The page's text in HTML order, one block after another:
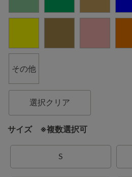
その他
選択クリア
サイズ ※複数選択可
S